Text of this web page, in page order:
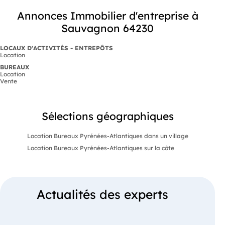
Annonces Immobilier d'entreprise à
Sauvagnon 64230
LOCAUX D'ACTIVITÉS - ENTREPÔTS
Location
BUREAUX
Location
Vente
Sélections géographiques
Location Bureaux Pyrénées-Atlantiques dans un village
Location Bureaux Pyrénées-Atlantiques sur la côte
Actualités des experts